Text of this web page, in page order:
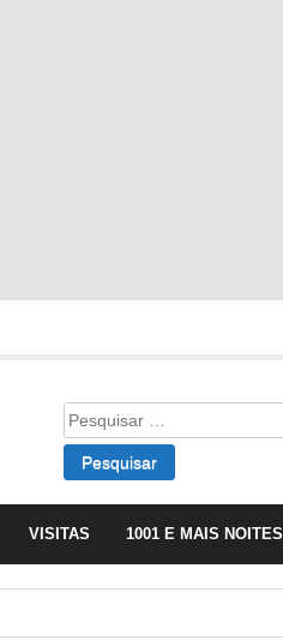
Pesquisar
por:
VISITAS 1001 E MAIS NOITES